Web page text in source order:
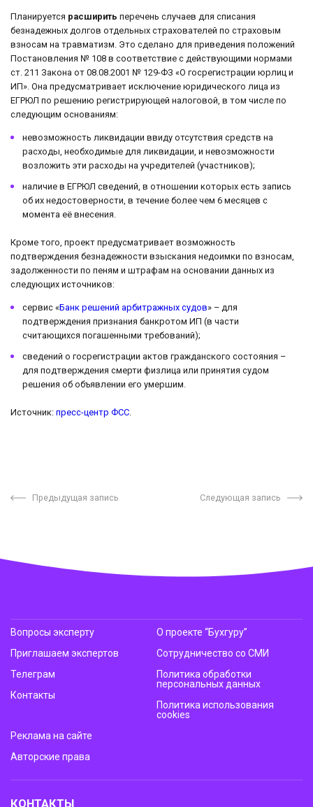
Планируется расширить перечень случаев для списания
безнадежных долгов отдельных страхователей по страховым
взносам на травматизм. Это сделано для приведения положений
Постановления № 108 в соответствие с действующими нормами
ст. 211 Закона от 08.08.2001 № 129-ФЗ «О госрегистрации юрлиц и
ИП». Она предусматривает исключение юридического лица из
ЕГРЮЛ по решению регистрирующей налоговой, в том числе по
следующим основаниям:
невозможность ликвидации ввиду отсутствия средств на
расходы, необходимые для ликвидации, и невозможности
возложить эти расходы на учредителей (участников);
наличие в ЕГРЮЛ сведений, в отношении которых есть запись
об их недостоверности, в течение более чем 6 месяцев с
момента её внесения.
Кроме того, проект предусматривает возможность
подтверждения безнадежности взыскания недоимки по взносам,
задолженности по пеням и штрафам на основании данных из
следующих источников:
сервис «Банк решений арбитражных судов» – для
подтверждения признания банкротом ИП (в части
считающихся погашенными требований);
сведений о госрегистрации актов гражданского состояния –
для подтверждения смерти физлица или принятия судом
решения об объявлении его умершим.
Источник: пресс-центр ФСС
Предыдущая запись Следующая запись
Вопросы эксперту
Приглашаем экспертов
Телеграм
Контакты
О проекте “Бухгуру”
Сотрудничество со СМИ
Политика обработки
персональных данных
Политика использования
cookies
Реклама на сайте
Авторские права
КОНТАКТЫ